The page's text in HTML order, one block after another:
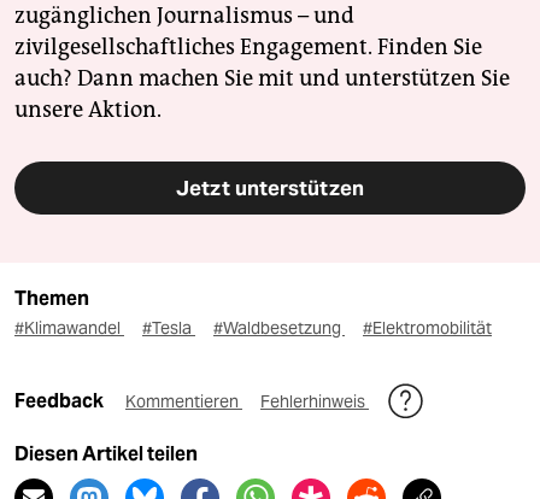
zugänglichen Journalismus – und
zivilgesellschaftliches Engagement. Finden Sie
auch? Dann machen Sie mit und unterstützen Sie
unsere Aktion.
Jetzt unterstützen
Themen
#Klimawandel #Tesla #Waldbesetzung #Elektromobilität
Feedback Kommentieren Fehlerhinweis
Diesen Artikel teilen